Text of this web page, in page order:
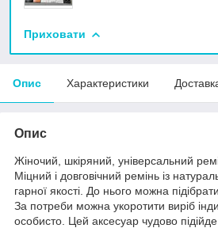
Приховати
Опис Характеристики
Опис
Жіночий, шкіряний, універсальний
Міцний і довговічний ремінь із
гарної якості. До нього можна
За потреби можна укоротити виріб
особисто. Цей аксесуар чудово